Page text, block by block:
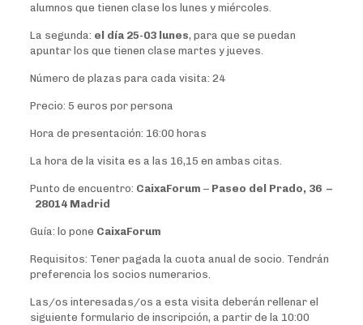
alumnos que tienen clase los lunes y miércoles.
La segunda: el día 25-03 lunes, para que se puedan
apuntar los que tienen clase martes y jueves.
Número de plazas para cada visita: 24
Precio: 5 euros por persona
Hora de presentación: 16:00 horas
La hora de la visita es a las 16,15 en ambas citas.
Punto de encuentro: CaixaForum – Paseo del Prado, 36 –
28014 Madrid
Guía: lo pone CaixaForum
Requisitos: Tener pagada la cuota anual de socio. Tendrán
preferencia los socios numerarios.
Las/os interesadas/os a esta visita deberán rellenar el
siguiente formulario de inscripción, a partir de la 10:00